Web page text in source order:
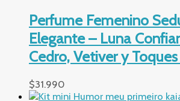
Perfume Femenino
Elegante – Luna
Cedro, Vetiver y
$31.990